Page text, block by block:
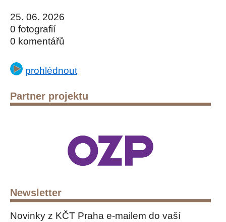
25. 06. 2026
0 fotografií
0 komentářů
prohlédnout
Partner projektu
Newsletter
Novinky z KČT Praha e-mailem do vaší